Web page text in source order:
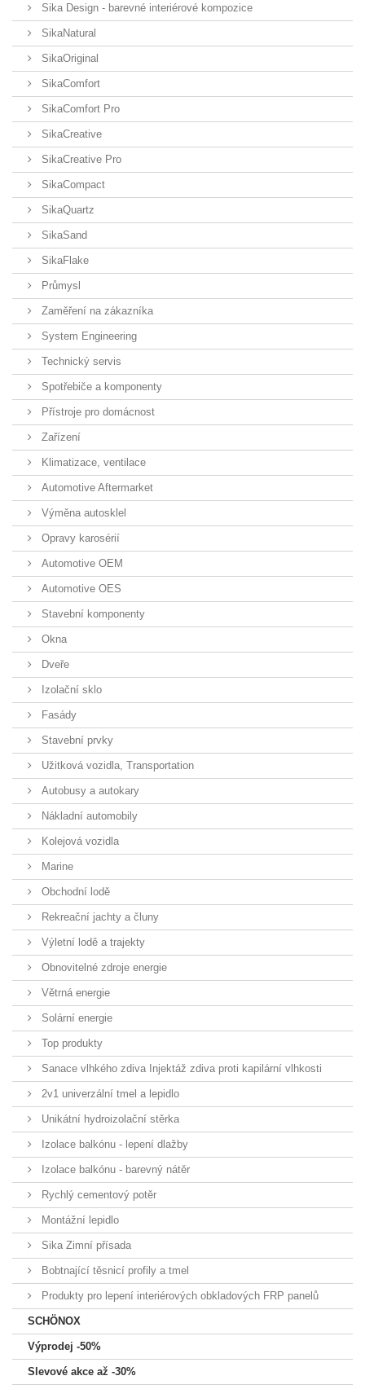
Sika Design - barevné interiérové kompozice
SikaNatural
SikaOriginal
SikaComfort
SikaComfort Pro
SikaCreative
SikaCreative Pro
SikaCompact
SikaQuartz
SikaSand
SikaFlake
Průmysl
Zaměření na zákazníka
System Engineering
Technický servis
Spotřebiče a komponenty
Přístroje pro domácnost
Zařízení
Klimatizace, ventilace
Automotive Aftermarket
Výměna autosklel
Opravy karosérií
Automotive OEM
Automotive OES
Stavební komponenty
Okna
Dveře
Izolační sklo
Fasády
Stavební prvky
Užitková vozidla, Transportation
Autobusy a autokary
Nákladní automobily
Kolejová vozidla
Marine
Obchodní lodě
Rekreační jachty a čluny
Výletní lodě a trajekty
Obnovitelné zdroje energie
Větrná energie
Solární energie
Top produkty
Sanace vlhkého zdiva Injektáž zdiva proti kapilární vlhkosti
2v1 univerzální tmel a lepidlo
Unikátní hydroizolační stěrka
Izolace balkónu - lepení dlažby
Izolace balkónu - barevný nátěr
Rychlý cementový potěr
Montážní lepidlo
Sika Zimní přísada
Bobtnající těsnicí profily a tmel
Produkty pro lepení interiérových obkladových FRP panelů
SCHÖNOX
Výprodej -50%
Slevové akce až -30%